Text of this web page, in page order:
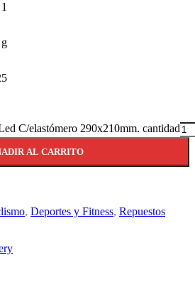
1
C/elastómero 290x210mm. cantidad
AL CARRITO
, Deportes y Fitness, Repuestos